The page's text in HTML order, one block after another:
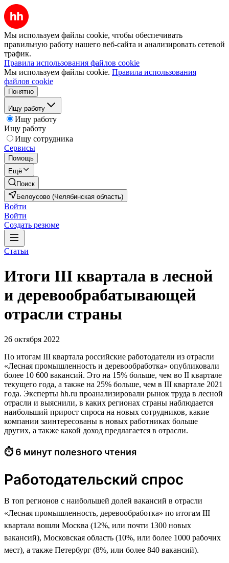
Мы используем файлы cookie, чтобы обеспечивать
правильную работу нашего веб-сайта и анализировать сетевой
трафик.
Правила использования файлов cookie
Мы используем файлы cookie. Правила использования
файлов cookie
Понятно
Ищу работу
Ищу работу
Ищу работу
Ищу сотрудника
Сервисы
Помощь
Ещё
Поиск
Белоусово (Челябинская область)
Войти
Войти
Создать резюме
Статьи
Итоги III квартала в лесной
и деревообрабатывающей
отрасли страны
26 октября 2022
По итогам III квартала российские работодатели из отрасли
«Лесная промышленность и деревообработка» опубликовали
более 10 600 вакансий. Это на 15% больше, чем во II квартале
текущего года, а также на 25% больше, чем в III квартале 2021
года. Эксперты hh.ru проанализировали рынок труда в лесной
отрасли и выяснили, в каких регионах страны наблюдается
наибольший прирост спроса на новых сотрудников, какие
компании заинтересованы в новых работниках больше
других, а также какой доход предлагается в отрасли.
⏱ 6 минут полезного чтения
Работодательский спрос
В топ регионов с наибольшей долей вакансий в отрасли
«Лесная промышленность, деревообработка» по итогам III
квартала вошли Москва (12%, или почти 1300 новых
вакансий), Московская область (10%, или более 1000 рабочих
мест), а также Петербург (8%, или более 840 вакансий).